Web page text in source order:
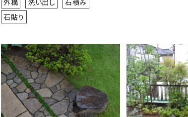
外構
洗い出し
石積み
石貼り